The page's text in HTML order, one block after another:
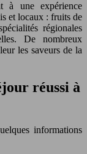
à une expérience
et locaux : fruits de
régionales
De nombreux
les saveurs de la
réussi à
informations